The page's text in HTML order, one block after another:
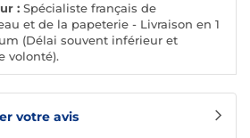
votre avis
: Spécialiste français de
et de la papeterie - Livraison en 1
(Délai souvent inférieur et
volonté).